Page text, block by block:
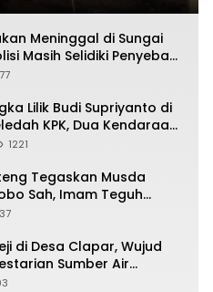
Meninggal di Sungai
Masih Selidiki Penyebab
Lilik Budi Supriyanto di
KPK, Dua Kendaraan
1221
Tegaskan Musda
Sah, Imam Teguh
Secara Aklamasi
di Desa Clapar, Wujud
Sumber Air
Tak Pernah Kering